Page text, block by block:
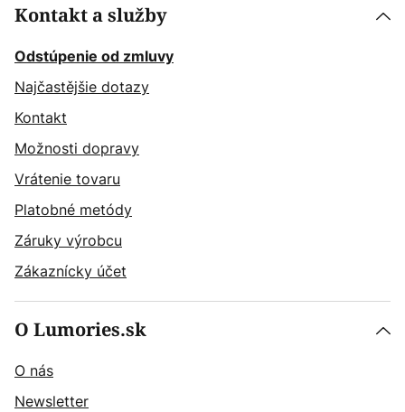
Kontakt a služby
Odstúpenie od zmluvy
Najčastějšie dotazy
Kontakt
Možnosti dopravy
Vrátenie tovaru
Platobné metódy
Záruky výrobcu
Zákaznícky účet
O Lumories.sk
O nás
Newsletter